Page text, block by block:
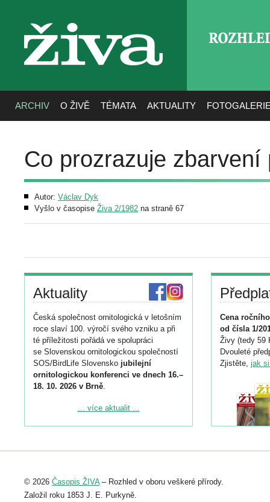
živa
ARCHIV O ŽIVĚ TÉMATA AKTUALITY
Co prozrazuje zbarvení
Autor: Václav Dyk
Vyšlo v časopise Živa 2/1982 na straně 67
Aktuality
Česká společnost ornitologická v letošním
roce slaví 100. výročí svého vzniku a při
té příležitosti pořádá ve spolupráci
se Slovenskou ornitologickou společností
SOS/BirdLife Slovensko jubilejní
ornitologickou konferenci ve dnech 16.–
18. 10. 2026 v Brně.
Podrobnější informace ke konferenci
Registrovat se můžete do 6. září.
abstraktu přihlášené přednášky nebo
posteru je už 30. června.
... více aktualit ...
Cena
od čísla 1/
Živy (tedy 59
Dvouleté
Zjistěte, jak
© 2026 Časopis ŽIVA– Rozhled v oboru veškeré přírody.
Založil roku 1853 J. E. Purkyně.